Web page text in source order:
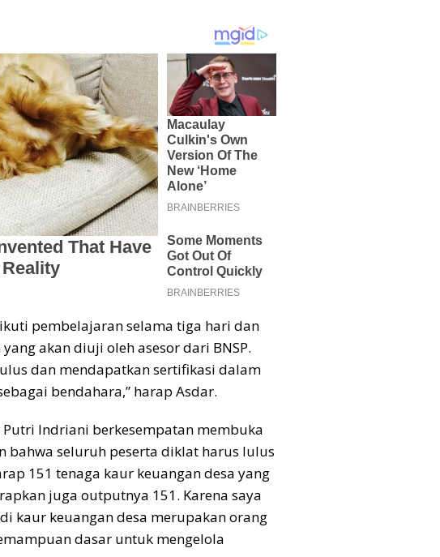
pembelajaran selama tiga hari dan
akan diuji oleh asesor dari BNSP.
dan mendapatkan sertifikasi dalam
bendahara,” harap Asdar.
Indriani berkesempatan membuka
bahwa seluruh peserta diklat harus lulus
151 tenaga kaur keuangan desa yang
juga outputnya 151. Karena saya
kaur keuangan desa merupakan orang
dasar untuk mengelola